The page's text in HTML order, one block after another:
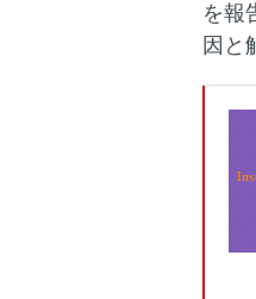
を報
因と